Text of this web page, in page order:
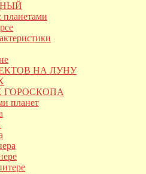
НА ЛУНУ
ГОРОСКОПА
планет